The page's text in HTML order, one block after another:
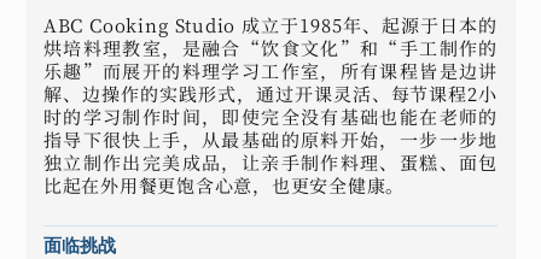
ABC Cooking Studio 成立于1985年、起源于日本的
烘培料理教室，是融合“饮食文化”和“手工制作的
乐趣”而展开的料理学习工作室，所有课程皆是边讲
解、边操作的实践形式，通过开课灵活、每节课程2小
时的学习制作时间，即使完全没有基础也能在老师的
指导下很快上手，从最基础的原料开始，一步一步地
独立制作出完美成品，让亲手制作料理、蛋糕、面包
比起在外用餐更饱含心意，也更安全健康。
面临挑战